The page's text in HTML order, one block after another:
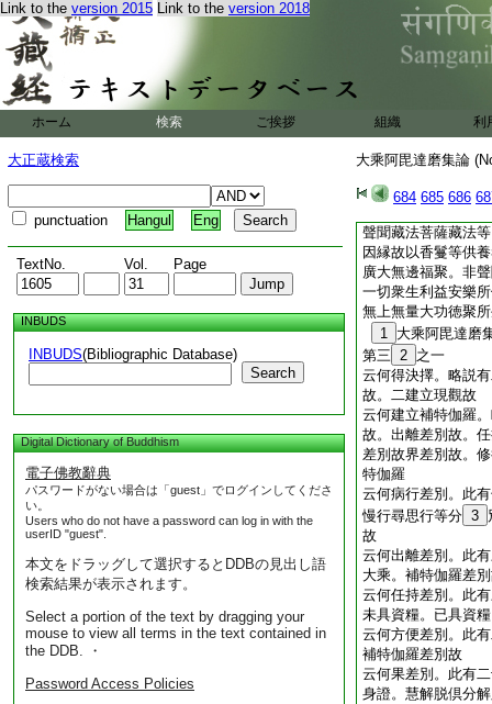
Link to the version 2015 Link to the version 2018
ホーム 検索 ご挨拶 組織 利
大正蔵検索
punctuation Hangul Eng
TextNo. Vol. Page
INBUDS
INBUDS(Bibliographic Database)
Search
Digital Dictionary of Buddhism
電子佛教辭典
パスワードがない場合は「guest」でログインしてくださ
い。
Users who do not have a password can log in with the
userID "guest".
本文をドラッグして選択するとDDBの見出し語
検索結果が表示されます。
Select a portion of the text by dragging your
mouse to view all terms in the text contained in
the DDB. ・
Password Access Policies
大乘阿毘達磨集論
684 685 686
等意趣。二別時意
羅意樂意趣。復次
於方廣分中一切如
復次方廣分中於法
何可知。謂由五種
切麁重所依。二出
知無量無分別相。
現在前。五能攝受
聲聞藏法菩薩藏法
因縁故以香鬘等供
廣大無邊福聚。非
一切衆生利益安樂
無上無量大功徳聚
1 大乘阿毘達磨
第三 2 之一
云何得決擇。略説
故。二建立現觀故
云何建立補特伽羅
故。出離差別故。
差別故界差別故。
特伽羅
云何病行差別。此
慢行尋思行等分 3
故
云何出離差別。此
大乘。補特伽羅差
云何任持差別。此
未具資糧。已具資
云何方便差別。此
補特伽羅差別故
云何果差別。此有
身證。慧解脱倶分